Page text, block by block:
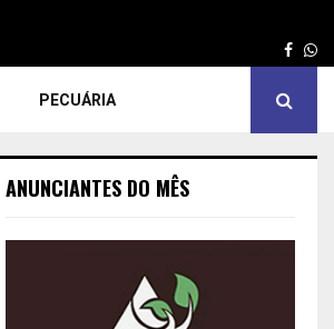
PECUÁRIA
ANUNCIANTES DO MÊS